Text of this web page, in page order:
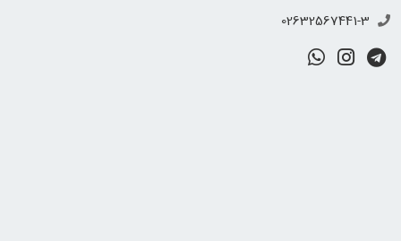
02632567441-3